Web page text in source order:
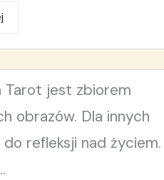
Tarot jest zbiorem
obrazów. Dla innych
refleksji nad życiem.